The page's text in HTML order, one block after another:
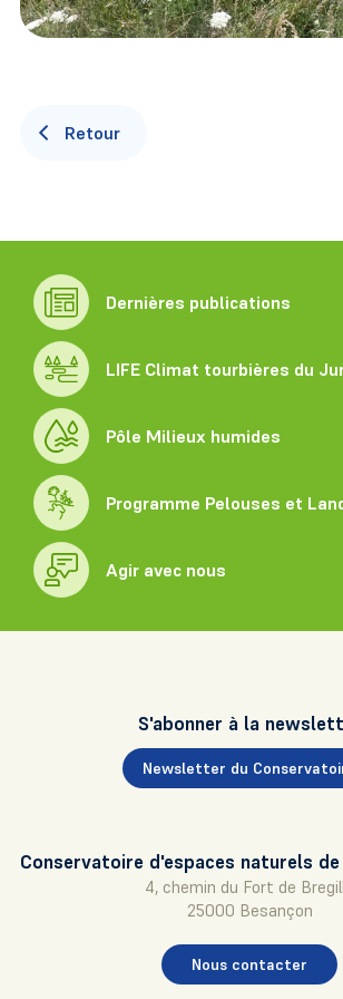
Retour
Dernières publications
LIFE Climat tourbières du
Pôle Milieux humides
Programme Pelouses et
Agir avec nous
S'abonner à la
Newsletter du
Conservatoire d'espaces naturels de
4, chemin du Fort de
25000 Besançon
Nous contacter